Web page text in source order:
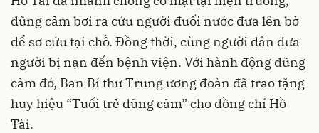
dũng cảm bơi ra cứu người đuối nước đưa lên bờ
để sơ cứu tại chỗ. Đồng thời, cùng người dân đưa
người bị nạn đến bệnh viện. Với hành động dũng
cảm đó, Ban Bí thư Trung ương đoàn đã trao tặng
huy hiệu “Tuổi trẻ dũng cảm” cho đồng chí Hồ
Tài.